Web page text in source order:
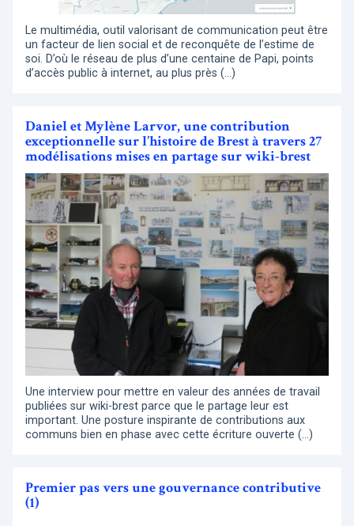
Le multimédia, outil valorisant de communication peut être
un facteur de lien social et de reconquête de l’estime de
soi. D’où le réseau de plus d’une centaine de Papi, points
d’accès public à internet, au plus près (…)
Daniel et Mylène Larvor, une contribution
exceptionnelle sur l’histoire de Brest à travers 27
modélisations mises en partage sur wiki-brest
Une interview pour mettre en valeur des années de travail
publiées sur wiki-brest parce que le partage leur est
important. Une posture inspirante de contributions aux
communs bien en phase avec cette écriture ouverte (…)
Premier pas vers une gouvernance contributive
(1)